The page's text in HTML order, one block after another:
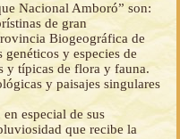
Nacional Amboró” son:
de gran
Biogeográfica de
genéticos y especies de
y típicas de flora y fauna.
y paisajes singulares
especial de sus
que recibe la